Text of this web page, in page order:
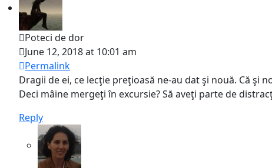
Poteci de dor
June 12, 2018 at 10:01 am
Permalink
Dragii de ei, ce lecţie preţioasă ne-au dat şi nouă. Că şi
Deci mâine mergeţi în excursie? Să aveţi parte de
Reply